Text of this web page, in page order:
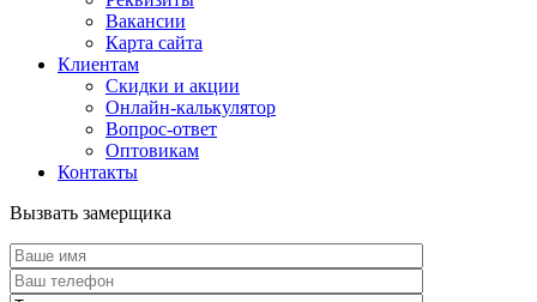
Вакансии
Карта сайта
Клиентам
Скидки и акции
Онлайн-калькулятор
Вопрос-ответ
Оптовикам
Контакты
Вызвать замерщика